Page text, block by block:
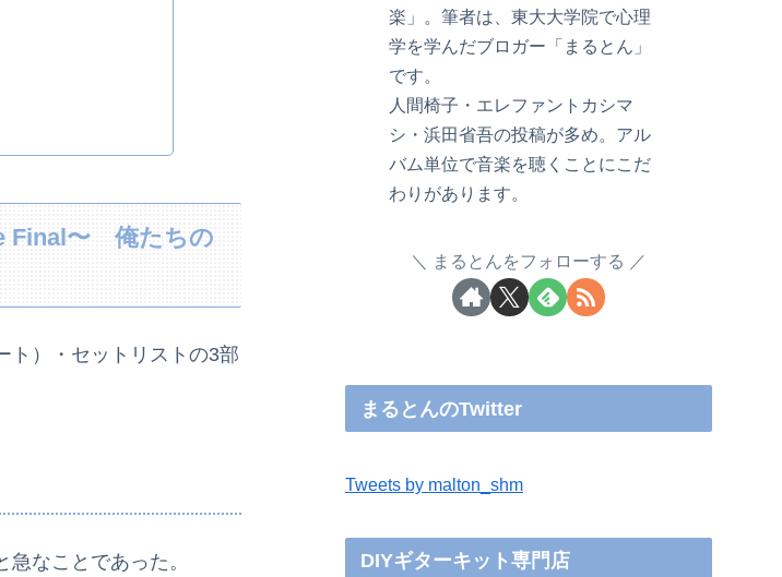
Final〜 俺たちの
ト）・セットリストの3部
なことであった。
楽」。筆者は、東大大学院で心理
学を学んだブロガー「まるとん」
です。
人間椅子・エレファントカシマ
シ・浜田省吾の投稿が多め。アル
バム単位で音楽を聴くことにこだ
わりがあります。
まるとんをフォローする
まるとんのTwitter
Tweets by malton_shm
DIYギターキット専門店